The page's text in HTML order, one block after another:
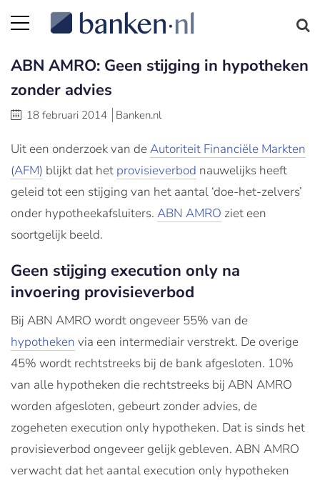
ABN AMRO: Geen stijging in hypotheken
zonder advies
18 februari 2014 Banken.nl
Uit een onderzoek van deAutoriteit Financiële Markten
(AFM) blijkt dat het provisieverbod nauwelijks heeft
geleid tot een stijging van het aantal ‘doe-het-zelvers’
onder hypotheekafsluiters. ABN AMRO ziet een
soortgelijk beeld.
Geen stijging execution only na
invoering provisieverbod
Bij ABN AMRO wordt ongeveer 55% van de
hypotheken via een intermediair verstrekt. De overige
45% wordt rechtstreeks bij de bank afgesloten. 10%
van alle hypotheken die rechtstreeks bij ABN AMRO
worden afgesloten, gebeurt zonder advies, de
zogeheten execution only hypotheken. Dat is sinds het
provisieverbod ongeveer gelijk gebleven. ABN AMRO
verwacht dat het aantal execution only hypotheken